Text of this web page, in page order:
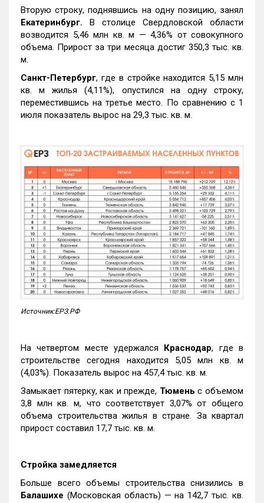
Вторую строку, поднявшись на одну позицию, занял
Екатеринбург. В столице Свердловской области
возводится 5,46 млн кв. м — 4,36% от совокупного
объема. Прирост за три месяца достиг 350,3 тыс. кв.
м.
Санкт-Петербург, где в стройке находится 5,15 млн
кв. м жилья (4,11%), опустился на одну строку,
переместившись на третье место. По сравнению с 1
июля показатель вырос на 29,3 тыс. кв. м.
Источник:ЕРЗ.РФ
На четвертом месте удержался Краснодар, где в
строительстве сегодня находится 5,05 млн кв. м
(4,03%). Показатель вырос на 457,4 тыс. кв. м.
Замыкает пятерку, как и прежде, Тюмень с объемом
3,8 млн кв. м, что соответствует 3,07% от общего
объема строительства жилья в стране. За квартал
прирост составил 17,7 тыс. кв. м.
Стройка замедляется
Больше всего объемы строительства снизились в
Балашихе (Московская область) — на 142,7 тыс. кв.